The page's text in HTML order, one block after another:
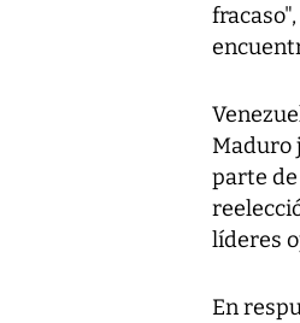
Maduro
parte
líderes
En